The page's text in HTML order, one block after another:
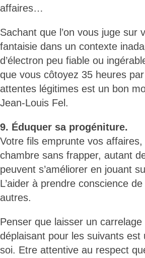
affaires…
Sachant que l’on vous juge sur
fantaisie dans un contexte
d’électron peu fiable ou
que vous côtoyez 35 heures
attentes légitimes est un bon
Jean-Louis Fel.
9. Éduquer sa progéniture.
Votre fils emprunte vos
chambre sans frapper, autant
peuvent s’améliorer en jouant
L’aider à prendre conscience
autres.
Penser que laisser un
déplaisant pour les suivants
soi. Etre attentive au respect